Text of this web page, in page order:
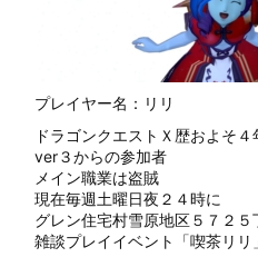
プレイヤー名：リリ
ドラゴンクエストＸ歴およそ４
ver３からの参加者
メイン職業は盗賊
現在毎週土曜日夜２４時に
グレン住宅村雪原地区５７２５
雑談プレイイベント「喫茶リリ